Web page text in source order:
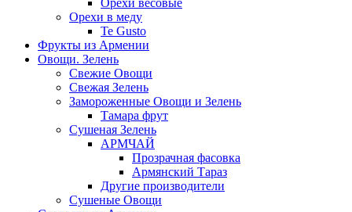
Орехи весовые
Орехи в меду
Te Gusto
Фрукты из Армении
Овощи. Зелень
Свежие Овощи
Свежая Зелень
Замороженные Овощи и Зелень
Тамара фрут
Сушеная Зелень
АРМЧАЙ
Прозрачная фасовка
Армянский Тараз
Другие производители
Сушеные Овощи